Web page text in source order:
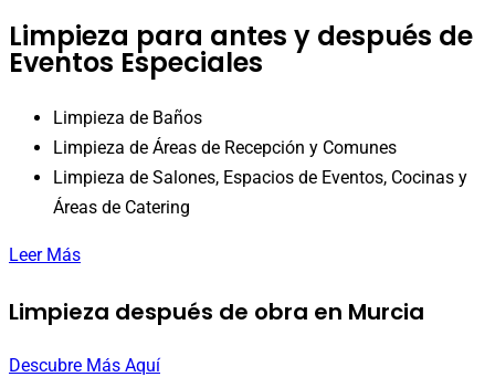
Limpieza para antes y después de
Eventos Especiales
Limpieza de Baños
Limpieza de Áreas de Recepción y Comunes
Limpieza de Salones, Espacios de Eventos, Cocinas y
Áreas de Catering
Leer Más
Limpieza después de obra en Murcia
Descubre Más Aquí